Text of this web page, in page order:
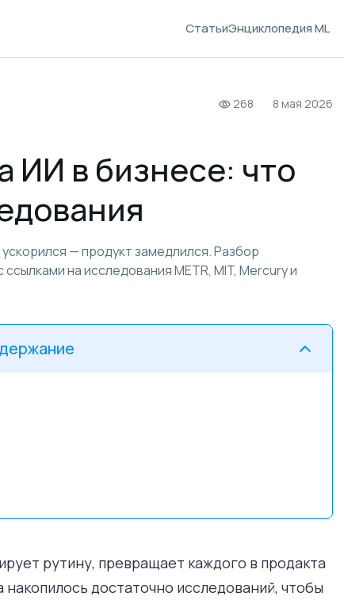
СтатьиЭнциклопедия ML
268 8 мая 2026
ИИ в бизнесе: что
— продукт замедлился. Разбор
на исследования METR, MIT, Mercury и
рутину, превращает каждого в продакта
достаточно исследований, чтобы